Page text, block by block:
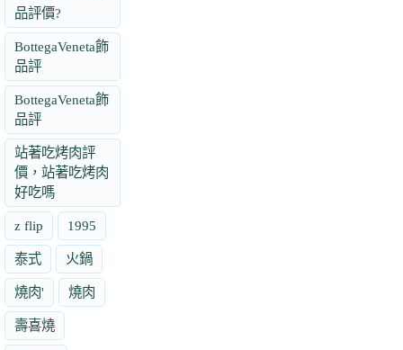
品評價?
BottegaVeneta飾
品評
BottegaVeneta飾
品評
站著吃烤肉評
價，站著吃烤肉
好吃嗎
z flip 1995
泰式 火鍋
燒肉' 燒肉
壽喜燒